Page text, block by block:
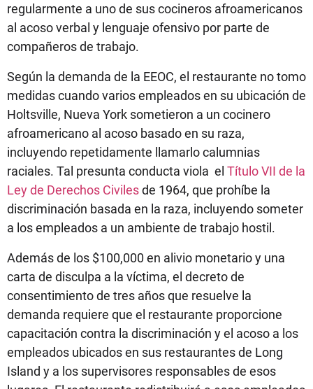
regularmente a uno de sus cocineros afroamericanos
al acoso verbal y lenguaje ofensivo por parte de
compañeros de trabajo.
Según la demanda de la EEOC, el restaurante no tomo
medidas cuando varios empleados en su ubicación de
Holtsville, Nueva York sometieron a un cocinero
afroamericano al acoso basado en su raza,
incluyendo repetidamente llamarlo calumnias
raciales. Tal presunta conducta viola el Título VII de la
Ley de Derechos Civilesde 1964, que prohíbe la
discriminación basada en la raza, incluyendo someter
a los empleados a un ambiente de trabajo hostil.
Además de los $100,000 en alivio monetario y una
carta de disculpa a la víctima, el decreto de
consentimiento de tres años que resuelve la
demanda requiere que el restaurante proporcione
capacitación contra la discriminación y el acoso a los
empleados ubicados en sus restaurantes de Long
Island y a los supervisores responsables de esos